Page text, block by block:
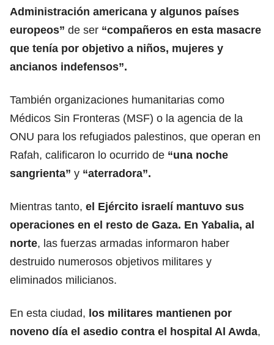
Administración americana y algunos países
europeos” de ser “compañeros en esta masacre
que tenía por objetivo a niños, mujeres y
ancianos indefensos”.
También organizaciones humanitarias como
Médicos Sin Fronteras (MSF) o la agencia de la
ONU para los refugiados palestinos, que operan en
Rafah, calificaron lo ocurrido de “una noche
sangrienta” y “aterradora”.
Mientras tanto, el Ejército israelí mantuvo sus
operaciones en el resto de Gaza. En Yabalia, al
norte, las fuerzas armadas informaron haber
destruido numerosos objetivos militares y
eliminados milicianos.
En esta ciudad, los militares mantienen por
noveno día el asedio contra el hospital Al Awda,